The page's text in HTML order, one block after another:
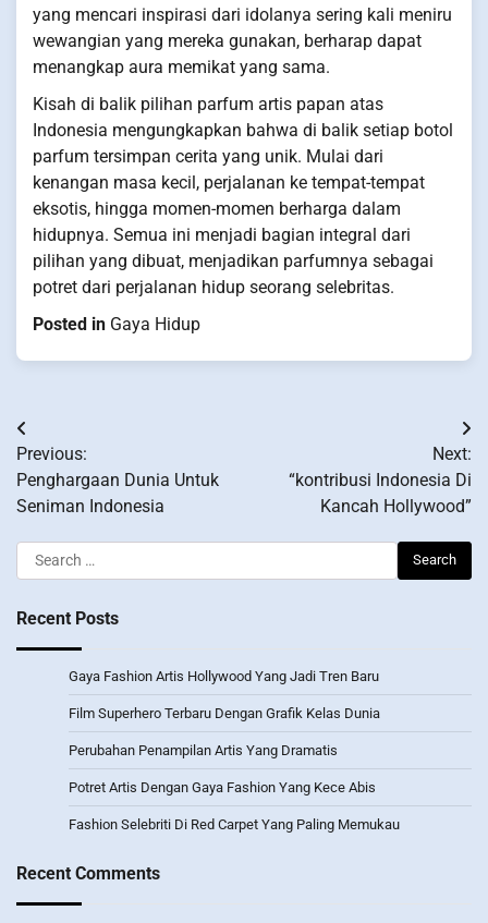
yang mencari inspirasi dari idolanya sering kali meniru
wewangian yang mereka gunakan, berharap dapat
menangkap aura memikat yang sama.
Kisah di balik pilihan parfum artis papan atas
Indonesia mengungkapkan bahwa di balik setiap botol
parfum tersimpan cerita yang unik. Mulai dari
kenangan masa kecil, perjalanan ke tempat-tempat
eksotis, hingga momen-momen berharga dalam
hidupnya. Semua ini menjadi bagian integral dari
pilihan yang dibuat, menjadikan parfumnya sebagai
potret dari perjalanan hidup seorang selebritas.
Posted in Gaya Hidup
Post
navigation
Previous:
Penghargaan Dunia Untuk
Seniman Indonesia
Next:
“kontribusi Indonesia Di
Kancah Hollywood”
Search
for:
Recent Posts
Gaya Fashion Artis Hollywood Yang Jadi Tren Baru
Film Superhero Terbaru Dengan Grafik Kelas Dunia
Perubahan Penampilan Artis Yang Dramatis
Potret Artis Dengan Gaya Fashion Yang Kece Abis
Fashion Selebriti Di Red Carpet Yang Paling Memukau
Recent Comments